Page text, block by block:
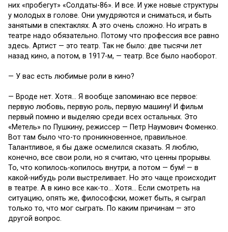
них «пробегут» «Солдаты-86». И все. И уже новые структуры
у молодых в голове. Они умудряются и сниматься, и быть
занятыми в спектаклях. А это очень сложно. Но играть в
театре надо обязательно. Потому что профессия все равно
здесь. Артист — это театр. Так не было: две тысячи лет
назад кино, а потом, в 1917-м, — театр. Все было наоборот.
— У вас есть любимые роли в кино?
— Вроде нет. Хотя… Я вообще запоминаю все первое:
первую любовь, первую роль, первую машину! И фильм
первый помню и выделяю среди всех остальных. Это
«Метель» по Пушкину, режиссер — Петр Наумович Фоменко.
Вот там было что-то проникновенное, правильное.
Талантливое, я бы даже осмелился сказать. Я люблю,
конечно, все свои роли, но я считаю, что ценны прорывы.
То, что копилось-копилось внутри, а потом — бум! — в
какой-нибудь роли выстреливает. Но это чаще происходит
в театре. А в кино все как-то… Хотя… Если смотреть на
ситуацию, опять же, философски, может быть, я сыграл
только то, что мог сыграть. По каким причинам — это
другой вопрос.